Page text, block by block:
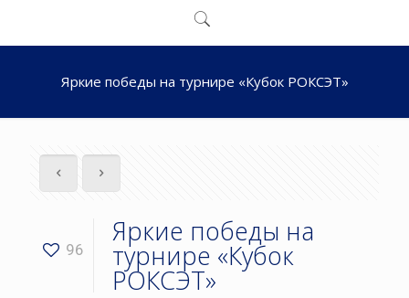
Яркие победы на турнире «Кубок РОКСЭТ»
96
Яркие победы на
турнире «Кубок
РОКСЭТ»